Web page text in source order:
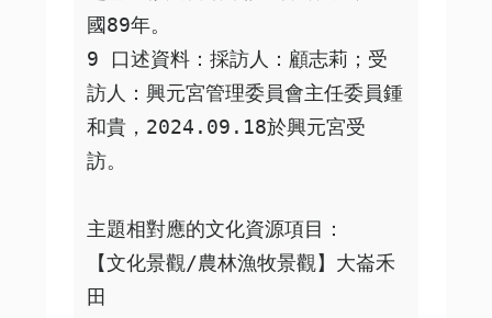
國89年。
9 口述資料：採訪人：顧志莉；受
訪人：興元宮管理委員會主任委員鍾
和貴，2024.09.18於興元宮受
訪。
主題相對應的文化資源項目：
【文化景觀/農林漁牧景觀】大崙禾
田